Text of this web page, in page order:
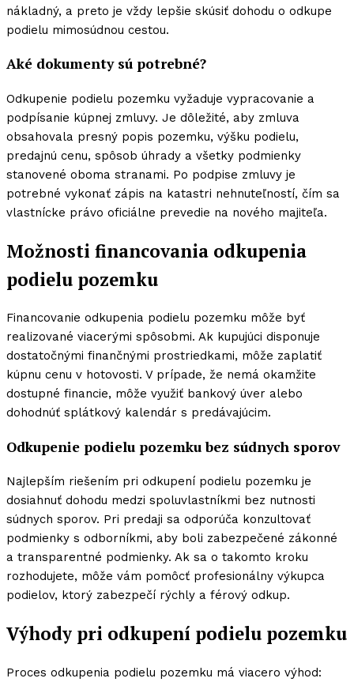
nákladný, a preto je vždy lepšie skúsiť dohodu o odkupe
podielu mimosúdnou cestou.
Aké dokumenty sú potrebné?
Odkupenie podielu pozemku vyžaduje vypracovanie a
podpísanie kúpnej zmluvy. Je dôležité, aby zmluva
obsahovala presný popis pozemku, výšku podielu,
predajnú cenu, spôsob úhrady a všetky podmienky
stanovené oboma stranami. Po podpise zmluvy je
potrebné vykonať zápis na katastri nehnuteľností, čím sa
vlastnícke právo oficiálne prevedie na nového majiteľa.
Možnosti financovania odkupenia
podielu pozemku
Financovanie odkupenia podielu pozemku môže byť
realizované viacerými spôsobmi. Ak kupujúci disponuje
dostatočnými finančnými prostriedkami, môže zaplatiť
kúpnu cenu v hotovosti. V prípade, že nemá okamžite
dostupné financie, môže využiť bankový úver alebo
dohodnúť splátkový kalendár s predávajúcim.
Odkupenie podielu pozemku bez súdnych sporov
Najlepším riešením pri odkupení podielu pozemku je
dosiahnuť dohodu medzi spoluvlastníkmi bez nutnosti
súdnych sporov. Pri predaji sa odporúča konzultovať
podmienky s odborníkmi, aby boli zabezpečené zákonné
a transparentné podmienky. Ak sa o takomto kroku
rozhodujete, môže vám pomôcť profesionálny výkupca
podielov, ktorý zabezpečí rýchly a férový odkup.
Výhody pri odkupení podielu pozemku
Proces odkupenia podielu pozemku má viacero výhod: